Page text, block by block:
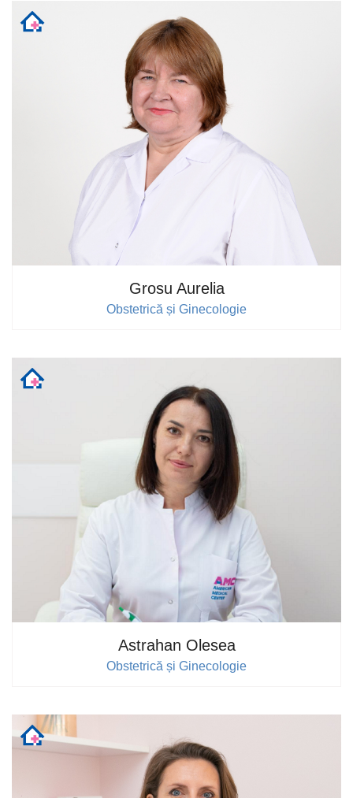
Grosu Aurelia
Obstetrică și Ginecologie
Astrahan Olesea
Obstetrică și Ginecologie